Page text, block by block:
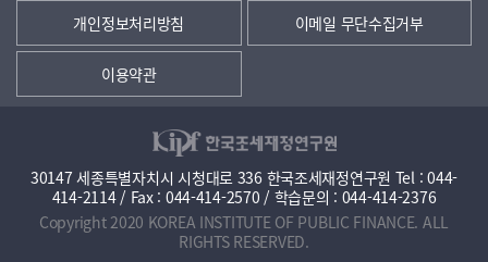
개인정보처리방침 이메일 무단수집거부
이용약관
30147 세종특별자치시 시청대로 336 한국조세재정연구원 Tel : 044-
414-2114 / Fax : 044-414-2570 / 학습문의 : 044-414-2376
Copyright 2020 KOREA INSTITUTE OF PUBLIC FINANCE. ALL
RIGHTS RESERVED.